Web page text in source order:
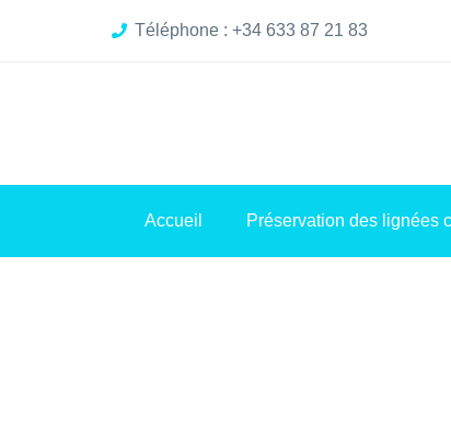
Téléphone : +34 633 87 21 83
Accueil Préservation des lignées